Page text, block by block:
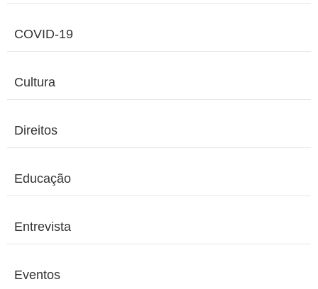
COVID-19
Cultura
Direitos
Educação
Entrevista
Eventos